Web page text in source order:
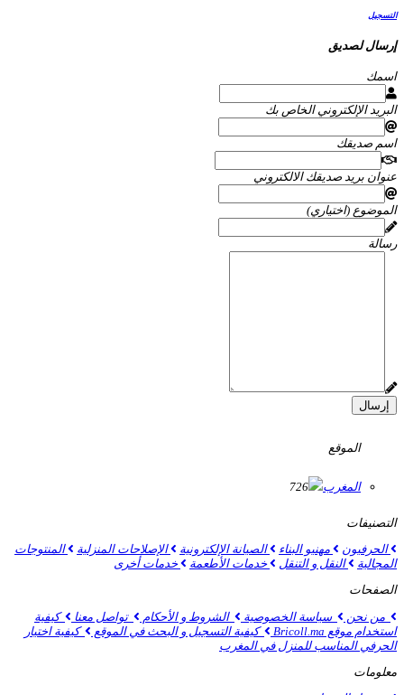
التسجيل
إرسال لصديق
اسمك
البريد الإلكتروني الخاص بك
اسم صديقك
عنوان بريد صديقك الالكتروني
الموضوع (اختياري)
رسالة
إرسال
الموقع
المغرب 726
التصنيفات
الحرفيون
مهنيو البناء الصيانة الإلكترونية الإصلاحات المنزلية
المنتوجات
المجالية
النقل و التنقل خدمات الأطعمة
خدمات أخرى
الصفحات
من نحن
سياسة الخصوصية الشروط و الأحكام تواصل معنا
كيفية
استخدام موقع Bricoll.ma
كيفية التسجيل و البحث في الموقع
كيفية اختيار
الحرفي المناسب للمنزل في المغرب
معلومات